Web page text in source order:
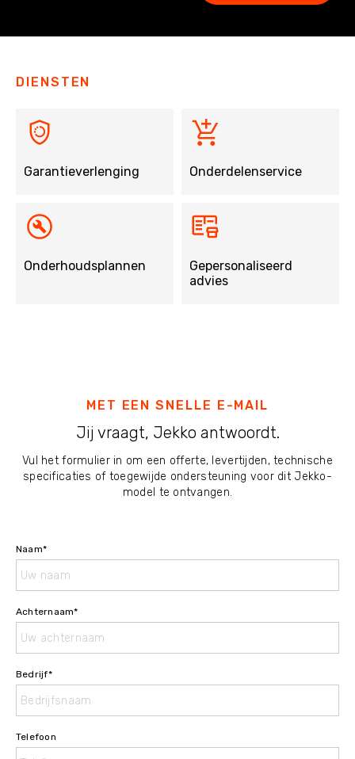
DIENSTEN
Garantieverlenging Onderdelenservice
Onderhoudsplannen
Gepersonaliseerd
advies
MET EEN SNELLE E-MAIL
Jij vraagt, Jekko antwoordt.
Vul het formulier in om een offerte, levertijden, technische
specificaties of toegewijde ondersteuning voor dit Jekko-
model te ontvangen.
Naam*
Achternaam*
Bedrijf*
Telefoon